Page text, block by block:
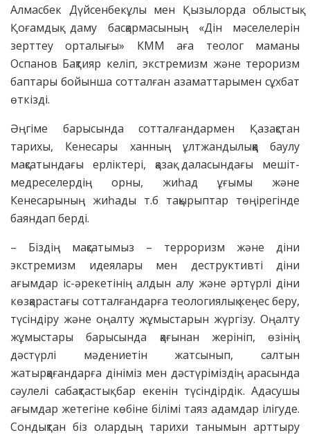
Алмасбек Дүйсенбекұлы мен Қызылорда облыстық
Қоғамдық даму басқармасының «Дін мәселелерін
зерттеу орталығы» КММ аға теолог маманы
Оспанов Бақтияр келіп, экстремизм және тероризм
баптары бойынша сотталған азаматтарымен сұхбат
өткізді.
Әңгіме барысында сотталғандармен Қазақстан
тарихы, Кенесары ханның ұлтжандылыққа баулу
мақсатындағы ерліктері, қазақ даласындағы мешіт-
медреселердің орны, жиһад ұғымы және
Кенесарының жиһады т.б тақырыптар төңірегінде
баяндап берді.
– Біздің мақсатымыз – терроризм және діни
экстремизм идеялары мен деструктивті діни
ағымдар іс-әрекетінің алдын алу және әртүрлі діни
көзқарастағы сотталғандарға теологиялық кеңес беру,
түсіндіру және оңалту жұмыстарын жүргізу. Оңалту
жұмыстары барысында қағынан жерініп, өзінің
дәстүрлі мәдениетін жатсынып, салтын
жатырқағандарға дініміз мен дәстүріміздің арасында
сәулелі сабақтастық бар екенін түсіндірдік. Адасушы
ағымдар жетегіне көбіне білімі таяз адамдар ілігуде.
Сондықтан біз олардың тарихи танымын арттыру